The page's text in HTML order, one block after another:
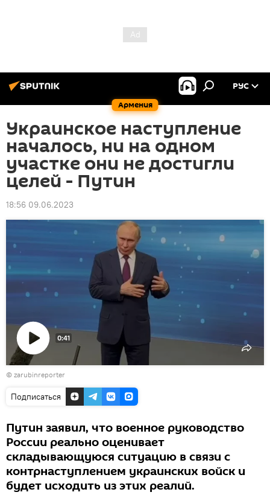
Армения
РУС
Украинское наступление
началось, ни на одном
участке они не достигли
целей - Путин
18:56 09.06.2023
Воспроизвести
видео
0:41
© zarubinreporter
Подписаться
Путин заявил, что военное руководство
России реально оценивает
складывающуюся ситуацию в связи с
контрнаступлением украинских войск и
будет исходить из этих реалий.